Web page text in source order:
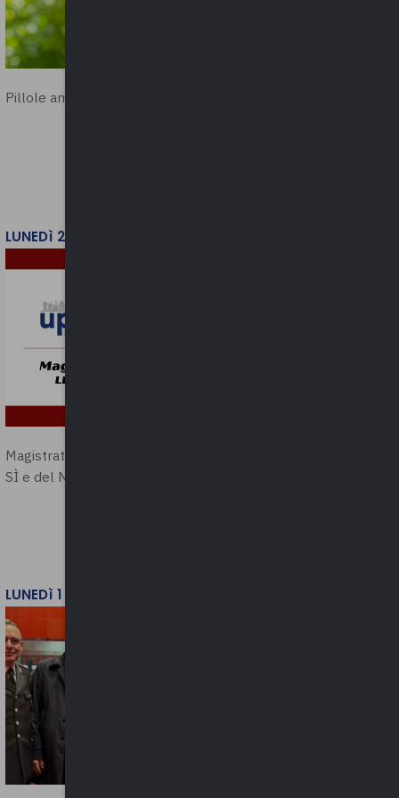
Pillole ambientali | 2026
LUNEDì 2 FEBBRAIO 2026
Magistratura e Costituzione. Le ragioni del
SÌ e del NO
LUNEDì 1 DICEMBRE 2025